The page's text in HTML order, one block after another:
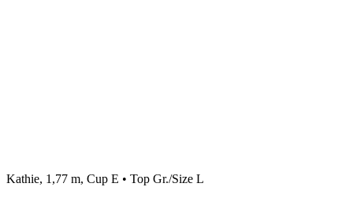
Kathie, 1,77 m, Cup E • Top Gr./Size L